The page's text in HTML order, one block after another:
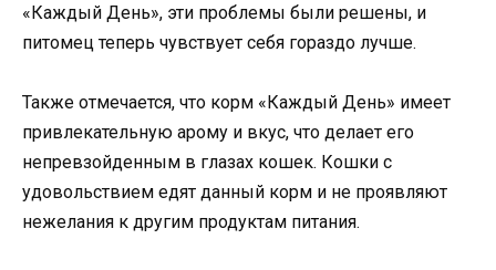
«Каждый День», эти проблемы были решены, и
питомец теперь чувствует себя гораздо лучше.
Также отмечается, что корм «Каждый День» имеет
привлекательную арому и вкус, что делает его
непревзойденным в глазах кошек. Кошки с
удовольствием едят данный корм и не проявляют
нежелания к другим продуктам питания.